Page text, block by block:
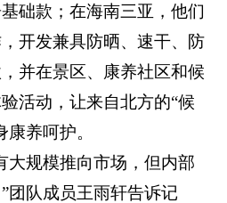
础款；在海南三亚，他们
开发兼具防晒、速干、防
并在景区、康养社区和候
活动，让来自北方的“候
养呵护。
大规模推向市场，但内部
团队成员王雨轩告诉记